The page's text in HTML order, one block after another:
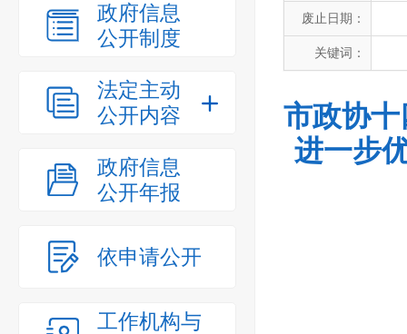
政府信息
公开制度
法定主动
公开内容
政府信息
公开年报
依申请公开
工作机构与
废止日期：
关键词：
市政协
进一步